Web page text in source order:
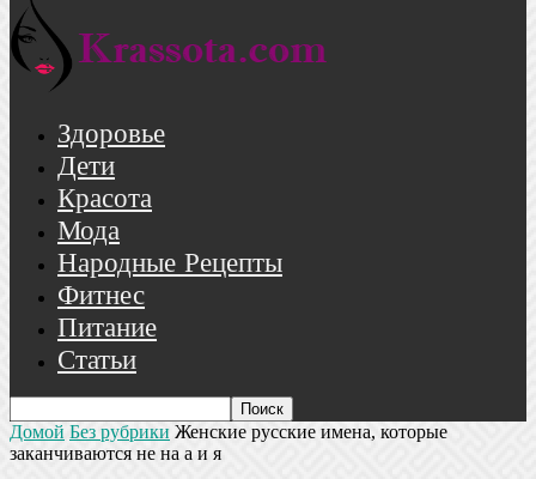
Здоровье
Дети
Красота
Мода
Народные Рецепты
Фитнес
Питание
Статьи
Домой Без рубрики Женские русские имена, которые
заканчиваются не на а и я